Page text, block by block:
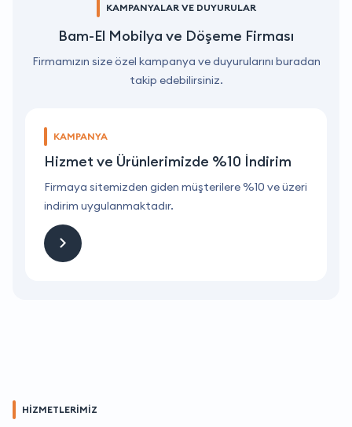
KAMPANYALAR VE DUYURULAR
Bam-El Mobilya ve Döşeme Firması
Firmamızın size özel kampanya ve duyurularını buradan
takip edebilirsiniz.
KAMPANYA
Hizmet ve Ürünlerimizde %10 İndirim
Firmaya sitemizden giden müşterilere %10 ve üzeri
indirim uygulanmaktadır.
HİZMETLERİMİZ